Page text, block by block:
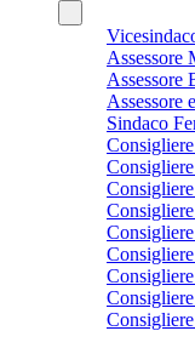
Assessore
Assessore
Assessore
Sindaco